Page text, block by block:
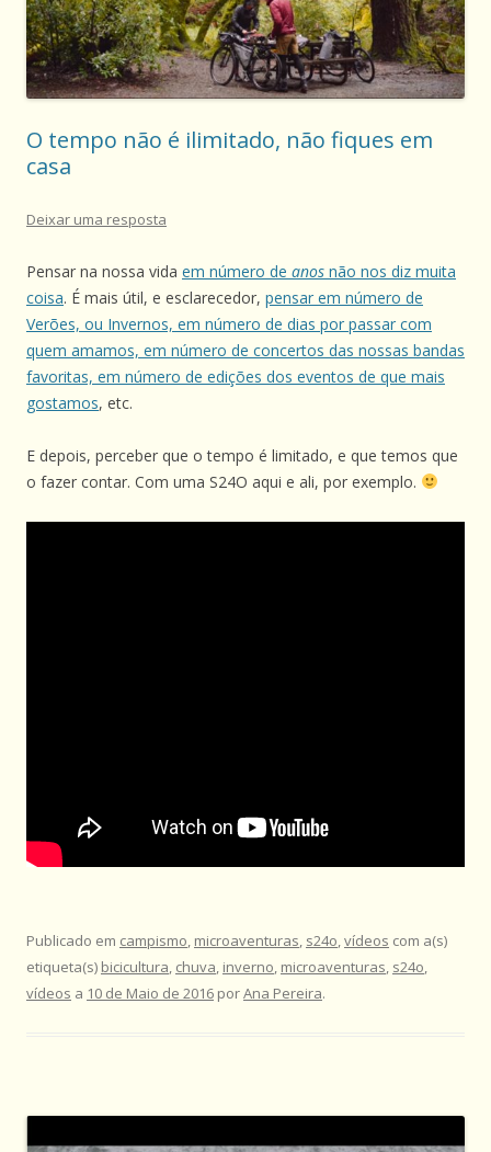
O tempo não é ilimitado, não fiques em
casa
Deixar uma resposta
Pensar na nossa vida em número de anos não nos diz muita
coisa. É mais útil, e esclarecedor, pensar em número de
Verões, ou Invernos, em número de dias por passar com
quem amamos, em número de concertos das nossas bandas
favoritas, em número de edições dos eventos de que mais
gostamos, etc.
E depois, perceber que o tempo é limitado, e que temos que
o fazer contar. Com uma S24O aqui e ali, por exemplo.
Publicado em campismo, microaventuras, s24o,vídeos com a(s)
etiqueta(s) bicicultura, chuva, inverno, microaventuras, s24o,
vídeos a 10 de Maio de 2016 porAna Pereira.